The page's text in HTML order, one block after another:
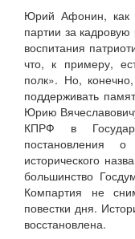
Юрий Афонин, как
партии за
воспитания
что, к примеру,
полк». Но,
поддерживать
Юрию
КПРФ в
постановления о
исторического
большинство
Компартия не
повестки дня.
восстановлена.